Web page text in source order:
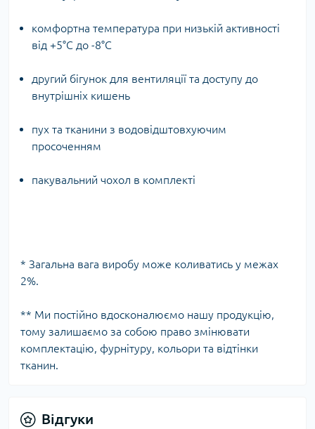
комфортна температура при низькій активності
від +5°C до -8°C
другий бігунок для вентиляції та доступу до
внутрішніх кишень
пух та тканини з водовідштовхуючим
просоченням
пакувальний чохол в комплекті
* Загальна вага виробу може коливатись у межах
2%.
** Ми постійно вдосконалюємо нашу продукцію,
тому залишаємо за собою право змінювати
комплектацію, фурнітуру, кольори та відтінки
тканин.
Відгуки